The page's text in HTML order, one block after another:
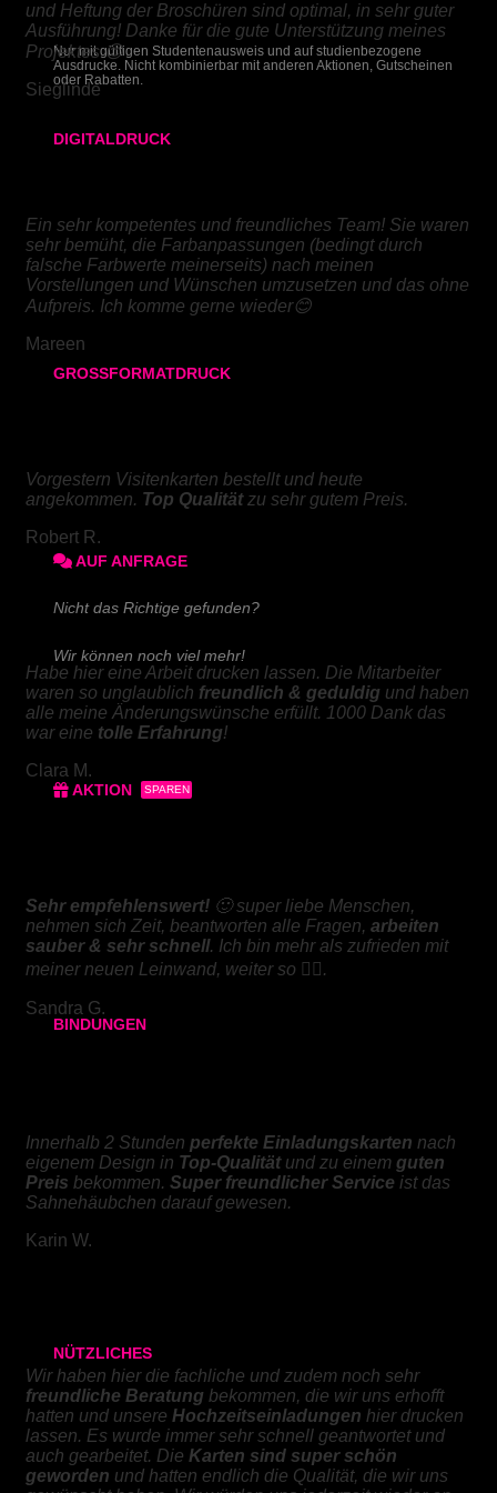
Nur mit gültigen Studentenausweis und auf studienbezogene
Ausdrucke. Nicht kombinierbar mit anderen Aktionen, Gutscheinen
oder Rabatten.
DIGITALDRUCK
DIN A3
SRA3
GROSSFORMATDRUCK
AUF ANFRAGE
Nicht das Richtige gefunden?
Wir können noch viel mehr!
Schreiben Sie uns!
AKTION SPAREN
3x Masterarbeit
3x Doktorarbeit
BINDUNGEN
Gewebeleimbindung
Lumbeck-Bindung
NÜTZLICHES
Studienarbeit auf CD brennen
und Heftung der Broschüren sind optimal, in sehr guter
Ausführung! Danke für die gute Unterstützung meines
Projektes 😊
Sieglinde
Ein sehr kompetentes und freundliches Team! Sie waren
sehr bemüht, die Farbanpassungen (bedingt durch
falsche Farbwerte meinerseits) nach meinen
Vorstellungen und Wünschen umzusetzen und das ohne
Aufpreis. Ich komme gerne wieder😊
Mareen
Vorgestern Visitenkarten bestellt und heute
angekommen. Top Qualitätzu sehr gutem Preis.
Robert R.
DIGITALDRUCK
Habe hier eine Arbeit drucken lassen. Die Mitarbeiter
waren so unglaublich freundlich & geduldig und haben
alle meine Änderungswünsche erfüllt. 1000 Dank das
war eine tolle Erfahrung!
Clara M.
Sehr empfehlenswert! 🙂 super liebe Menschen,
nehmen sich Zeit, beantworten alle Fragen, arbeiten
sauber & sehr schnell. Ich bin mehr als zufrieden mit
meiner neuen Leinwand, weiter so 👍🏼.
Sandra G.
Innerhalb 2 Stunden perfekte Einladungskarten nach
eigenem Design in Top-Qualitätund zu einem guten
Preis bekommen. Super freundlicher Service ist das
Sahnehäubchen darauf gewesen.
Karin W.
Wir haben hier die fachliche und zudem noch sehr
freundliche Beratung bekommen, die wir uns erhofft
hatten und unsere Hochzeitseinladungen hier drucken
lassen. Es wurde immer sehr schnell geantwortet und
auch gearbeitet. Die Karten sind super schön
geworden und hatten endlich die Qualität, die wir uns